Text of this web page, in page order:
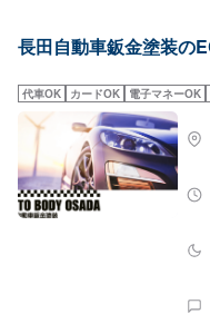
無料です。修理時は代車をご
営業時間：9:00~19:00
長田自動車鈑金塗装の
代車OK カードOK 電子マネーOK